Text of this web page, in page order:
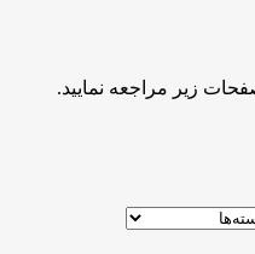
زیر مراجعه نمایید.